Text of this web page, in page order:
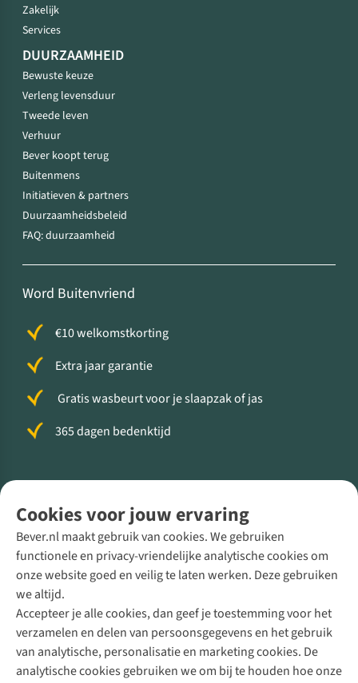
Cookies voor jouw ervaring
Bever.nl maakt gebruik van cookies. We gebruiken
functionele en privacy-vriendelijke analytische cookies om
onze website goed en veilig te laten werken. Deze gebruiken
we altijd.
Accepteer je alle cookies, dan geef je toestemming voor het
verzamelen en delen van persoonsgegevens en het gebruik
van analytische, personalisatie en marketing cookies. De
analytische cookies gebruiken we om bij te houden hoe onze
Zakelijk
Services
DUURZAAMHEID
Bewuste keuze
Verleng levensduur
Tweede leven
Verhuur
Bever koopt terug
Buitenmens
Initiatieven & partners
Duurzaamheidsbeleid
FAQ: duurzaamheid
Word Buitenvriend
€10 welkomstkorting
Extra jaar garantie
Gratis wasbeurt voor je slaapzak of jas
365 dagen bedenktijd
Direct advies van een Buitenexpert
+31 (0)85 888 50 88
+31 6 12 28 49 80
Contactformulier